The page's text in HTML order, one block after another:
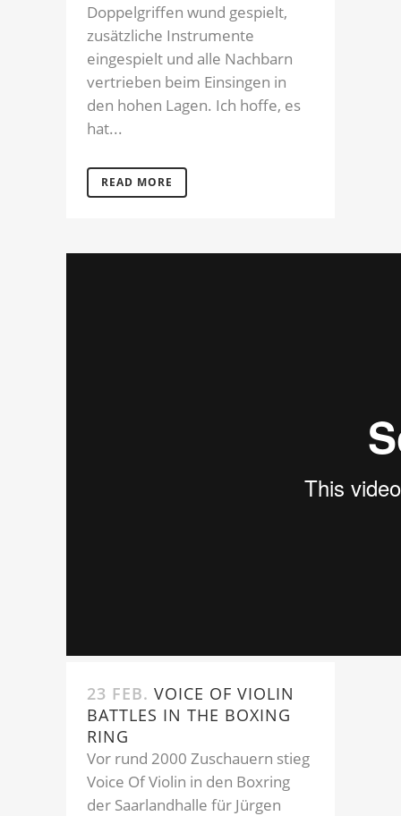
Doppelgriffen wund gespielt,
zusätzliche Instrumente
eingespielt und alle Nachbarn
vertrieben beim Einsingen in
den hohen Lagen. Ich hoffe, es
hat...
READ MORE
23 FEB. VOICE OF VIOLIN
BATTLES IN THE BOXING
RING
Vor rund 2000 Zuschauern stieg
Voice Of Violin in den Boxring
der Saarlandhalle für Jürgen